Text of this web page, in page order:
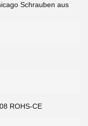
Schrauben aus
ROHS-CE